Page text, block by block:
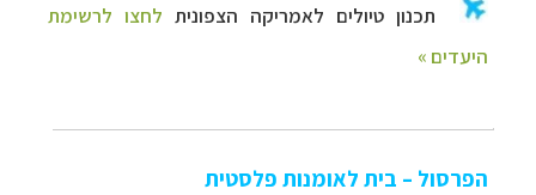
הפרסול – בית לאומנות פלסטית